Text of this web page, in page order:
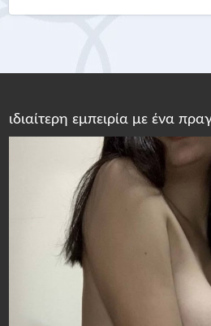
ιδιαίτερη εμπειρία με ένα